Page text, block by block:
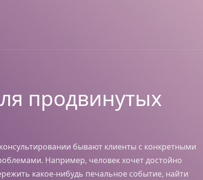
продвинутых
бывают клиенты с конкретными
Например, человек хочет достойно
какое-нибудь печальное событие, найти